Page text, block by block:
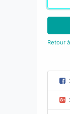
Retour